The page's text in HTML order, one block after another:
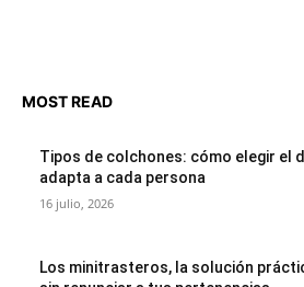
MOST READ
Tipos de colchones: cómo elegir el
adapta a cada persona
16 julio, 2026
Los minitrasteros, la solución